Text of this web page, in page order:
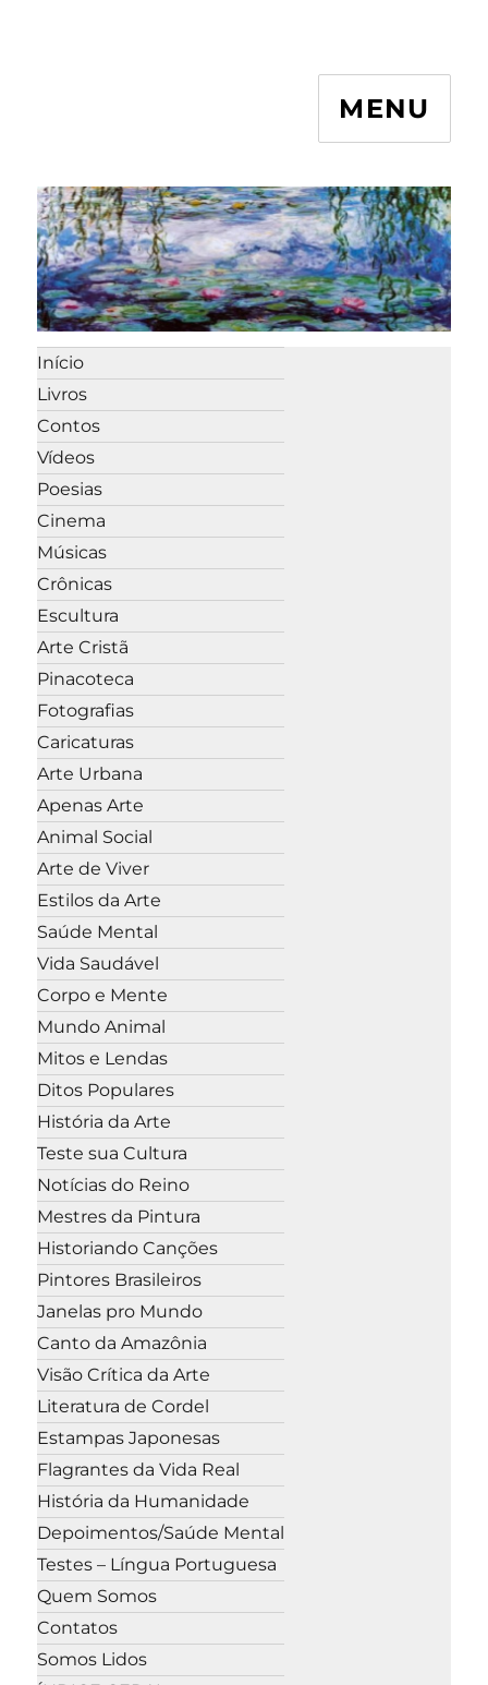
MENU
Início
Livros
Contos
Vídeos
Poesias
Cinema
Músicas
Crônicas
Escultura
Arte Cristã
Pinacoteca
Fotografias
Caricaturas
Arte Urbana
Apenas Arte
Animal Social
Arte de Viver
Estilos da Arte
Saúde Mental
Vida Saudável
Corpo e Mente
Mundo Animal
Mitos e Lendas
Ditos Populares
História da Arte
Teste sua Cultura
Notícias do Reino
Mestres da Pintura
Historiando Canções
Pintores Brasileiros
Janelas pro Mundo
Canto da Amazônia
Visão Crítica da Arte
Literatura de Cordel
Estampas Japonesas
Flagrantes da Vida Real
História da Humanidade
Depoimentos/Saúde Mental
Testes – Língua Portuguesa
Quem Somos
Contatos
Somos Lidos